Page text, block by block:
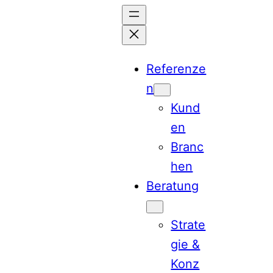
Referenze
n
Kund
en
Branc
hen
Beratung
Strate
gie &
Konz